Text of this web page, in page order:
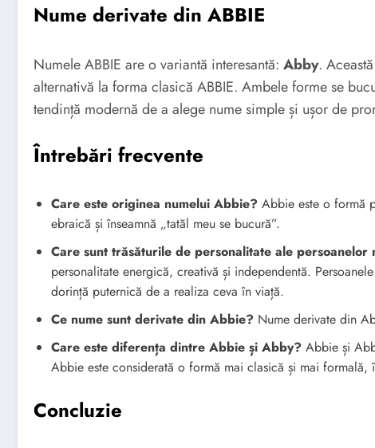
Nume derivate din ABBIE
Numele ABBIE are o variantă interesantă: Abby.
alternativă la forma clasică ABBIE. Ambele forme se
tendință modernă de a alege nume simple și ușor de
Întrebări frecvente
Care este originea numelui Abbie? Abbie este o formă
ebraică și înseamnă „tatăl meu se bucură”.
Care sunt trăsăturile de personalitate ale persoanelor
personalitate energică, creativă și independentă.
dorință puternică de a realiza ceva în viață.
Ce nume sunt derivate din Abbie? Nume derivate din
Care este diferența dintre Abbie și Abby? Abbie și
Abbie este considerată o formă mai clasică și mai
Concluzie